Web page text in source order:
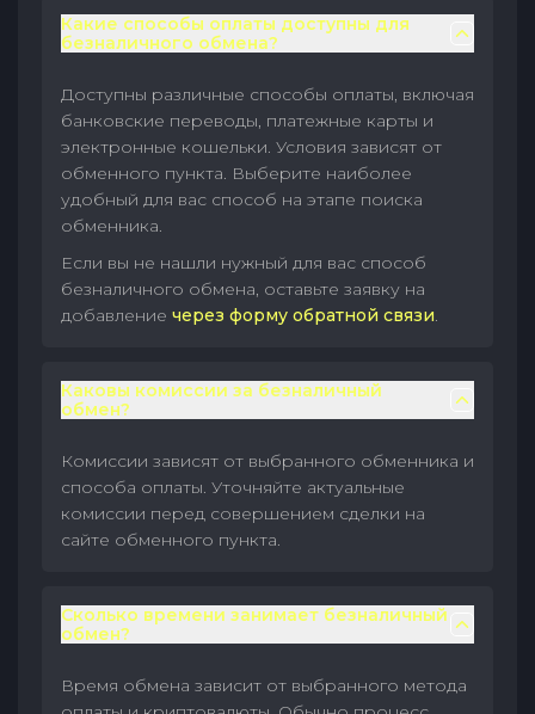
Какие способы оплаты доступны для
безналичного обмена?
Доступны различные способы оплаты, включая
банковские переводы, платежные карты и
электронные кошельки. Условия зависят от
обменного пункта. Выберите наиболее
удобный для вас способ на этапе поиска
обменника.
Если вы не нашли нужный для вас способ
безналичного обмена, оставьте заявку на
добавление через форму обратной связи.
Каковы комиссии за безналичный
обмен?
Комиссии зависят от выбранного обменника и
способа оплаты. Уточняйте актуальные
комиссии перед совершением сделки на
сайте обменного пункта.
Сколько времени занимает безналичный
обмен?
Время обмена зависит от выбранного метода